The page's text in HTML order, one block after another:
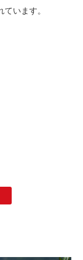
います。